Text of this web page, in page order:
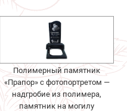
Полимерный памятник
«Прапор» с фотопортретом —
надгробие из полимера,
памятник на могилу